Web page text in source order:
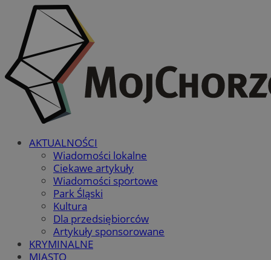
AKTUALNOŚCI
Wiadomości lokalne
Ciekawe artykuły
Wiadomości sportowe
Park Śląski
Kultura
Dla przedsiębiorców
Artykuły sponsorowane
KRYMINALNE
MIASTO